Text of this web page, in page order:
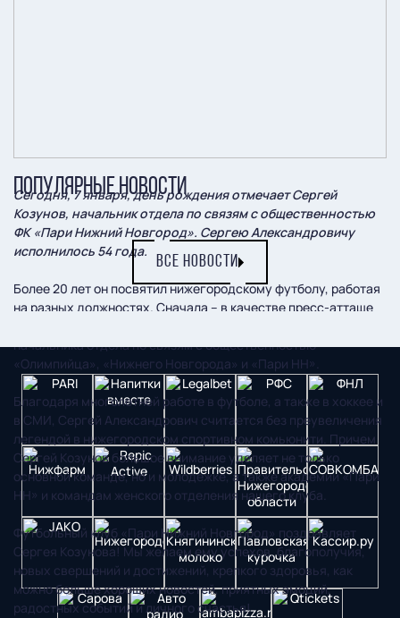
Сегодня, 7 января, день рождения отмечает Сергей
Козунов, начальник отдела по связям с общественностью
ФК «Пари Нижний Новгород». Сергею Александровичу
исполнилось 54 года.
Более 20 лет он посвятил нижегородскому футболу, работая
на разных должностях. Сначала – в качестве пресс-атташе
начальника отдела по связям с общественностью
«Олимпийца», «Нижнего Новгорода» и «Пари НН».
Благодаря многолетней работе в футболе, а также в хоккее и
в СМИ, Сергей Александрович считается без преувеличения
легендой в нижегородском спортивном комьюнити. Причем
Сергей Козунов большое внимание уделяет не только
основной команде, но и молодежке, а также академии «Пари
НН» и командам женского отделения нашего клуба.
Футбольный клуб «Пари Нижний Новгород» поздравляет
Сергея Козунова! Мы желаем ему успехов, благополучия,
новых свершений и достижений, крепкого здоровья, как
можно больше хороших новостей, приятных эмоций,
радостных событий и личного счастья!
ПОПУЛЯРНЫЕ НОВОСТИ
ВСЕ НОВОСТИ